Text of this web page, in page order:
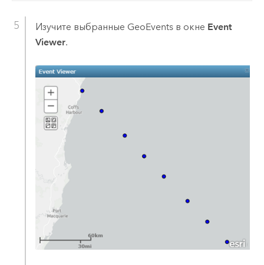
Изучите выбранные GeoEvents в окне Event
Viewer.